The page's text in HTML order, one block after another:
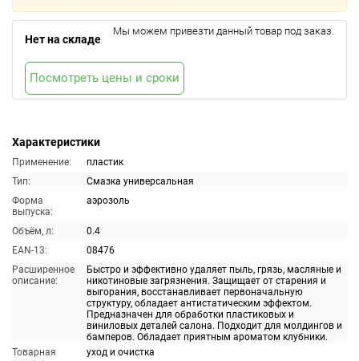
Характеристики
Применение:
пластик
Тип:
Смазка универсальная
Форма
выпуска:
аэрозоль
Объём, л:
0.4
EAN-13:
08476
Расширенное
описание:
Быстро и эффективно удаляет пыль, грязь, масляные и
никотиновые загрязнения. Защищает от старения и
выгорания, восстанавливает первоначальную
структуру, обладает антистатическим эффектом.
Предназначен для обработки пластиковых и
виниловых деталей салона. Подходит для молдингов и
бамперов. Обладает приятным ароматом клубники.
Товарная
уход и очистка
Нет на складе
Мы можем привезти данный товар под заказ.
Посмотреть цены и сроки